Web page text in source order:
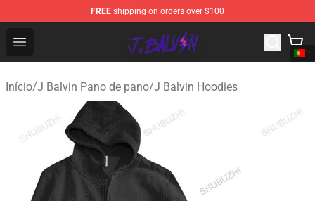
FREE shipping on orders over $100
Open menu
J Balvin Store - Official J Balvin Merchandise Shop
Início/J Balvin Pano de pano/J Balvin Hoodies